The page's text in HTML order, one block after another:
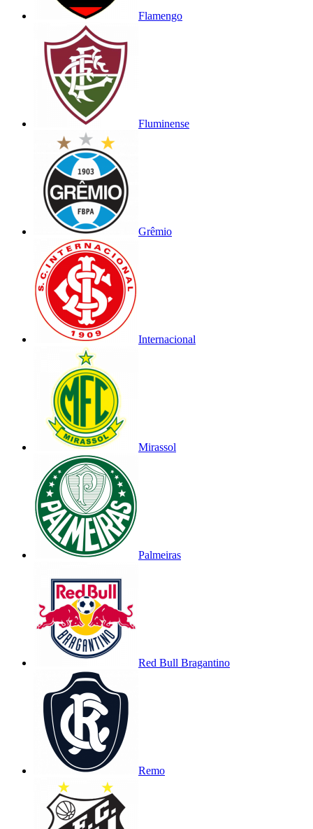
Flamengo
Fluminense
Grêmio
Internacional
Mirassol
Palmeiras
Red Bull Bragantino
Remo